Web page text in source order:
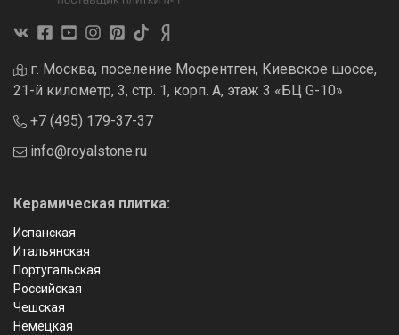
г. Москва, поселение Мосрентген, Киевское шоссе,
21-й километр, 3, стр. 1, корп. А, этаж 3 «БЦ G-10»
+7 (495) 179-37-37
info@royalstone.ru
Керамическая плитка:
Испанская
Итальянская
Португальская
Российская
Чешская
Немецкая